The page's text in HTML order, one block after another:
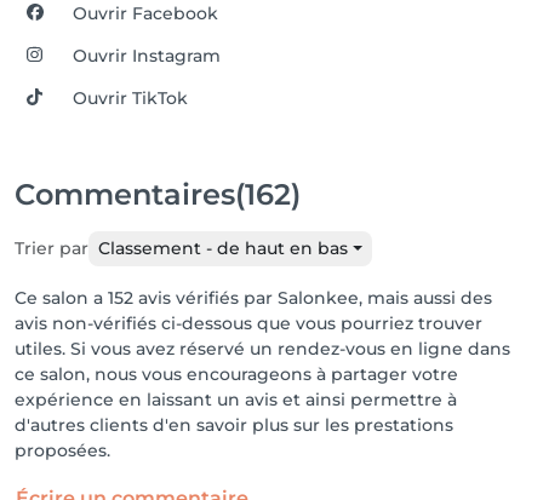
Ouvrir Facebook
Ouvrir Instagram
Ouvrir TikTok
Commentaires(162)
Trier par Classement - de haut en bas
Ce salon a 152 avis vérifiés par Salonkee, mais aussi des
avis non-vérifiés ci-dessous que vous pourriez trouver
utiles. Si vous avez réservé un rendez-vous en ligne dans
ce salon, nous vous encourageons à partager votre
expérience en laissant un avis et ainsi permettre à
d'autres clients d'en savoir plus sur les prestations
proposées.